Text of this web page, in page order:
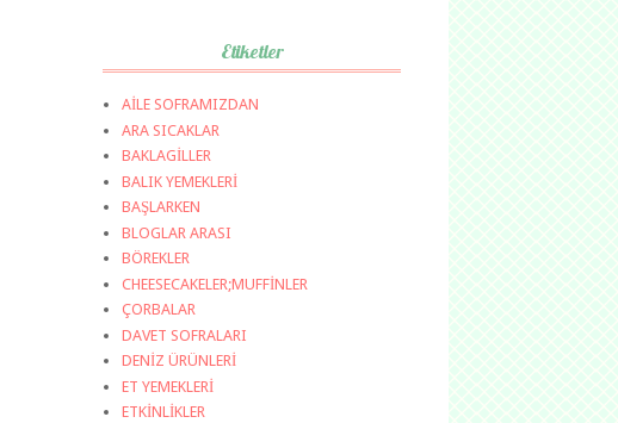
Etiketler
AİLE SOFRAMIZDAN
ARA SICAKLAR
BAKLAGİLLER
BALIK YEMEKLERİ
BAŞLARKEN
BLOGLAR ARASI
BÖREKLER
CHEESECAKELER;MUFFİNLER
ÇORBALAR
DAVET SOFRALARI
DENİZ ÜRÜNLERİ
ET YEMEKLERİ
ETKİNLİKLER